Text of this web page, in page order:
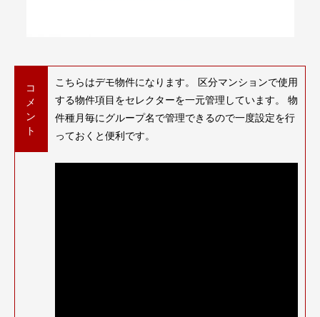
コ
メ
ン
ト
こちらはデモ物件になります。 区分マンションで使用
する物件項目をセレクターを一元管理しています。 物
件種月毎にグループ名で管理できるので一度設定を行
っておくと便利です。